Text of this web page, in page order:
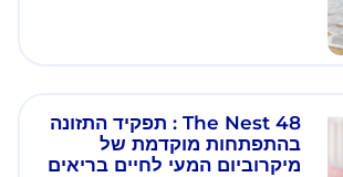
The Nest 48 : תפקיד התזונה
בהתפתחות מוקדמת של
מיקרוביום המעי לחיים בריאים